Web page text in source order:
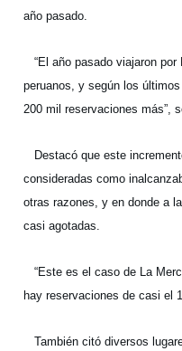
año pasado.
“El año pasado viajaron por
peruanos, y según los
200 mil reservaciones más”,
Destacó que este
consideradas como
otras razones, y en donde a
casi agotadas.
“Este es el caso de La
hay reservaciones de casi el
También citó diversos